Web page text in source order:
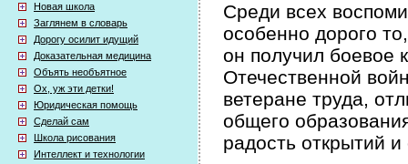
Новая школа
Заглянем в словарь
Дорогу осилит идущий
Доказательная медицина
Объять необъятное
Ох, уж эти детки!
Юридическая помощь
Сделай сам
Школа рисования
Интеллект и технологии
Среди всех
особенно дорого
он получил боевое
Отечественной
ветеране труда,
общего
радость открытий